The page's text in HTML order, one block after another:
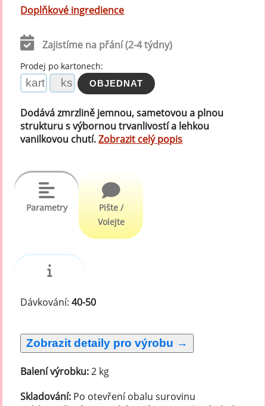
Doplňkové ingredience
Zajistíme na přání (2-4 týdny)
Prodej po kartonech:
Dodává zmrzlině jemnou, sametovou a plnou
strukturu s výbornou trvanlivostí a lehkou
vanilkovou chutí.Zobrazit celý popis
Parametry
Pište /
Volejte
Dávkování:40-50
Balení výrobku:2 kg
Skladování: Po otevření obalu surovinu